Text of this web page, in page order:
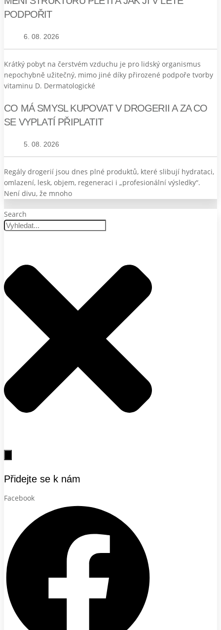
PODPOŘIT
6. 08. 2026
Krátký pobyt na čerstvém vzduchu je pro lidský organismus
nepochybně užitečný, mimo jiné díky přirozené podpoře tvorby
vitaminu D. Dermatologické
CO MÁ SMYSL KUPOVAT V DROGERII A ZA CO
SE VYPLATÍ PŘIPLATIT
5. 08. 2026
Regály drogerií jsou dnes plné produktů, které slibují hydrataci,
omlazení, lesk, objem, regeneraci i „profesionální výsledky“.
Není divu, že mnoho
Search
Přidejte se k nám
Facebook